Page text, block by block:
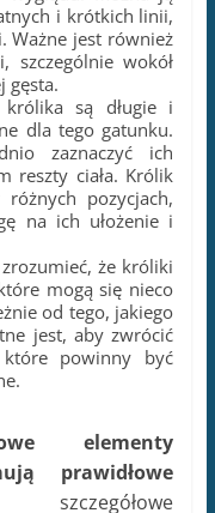
reszty ciała. Królik
pozycjach,
na ich ułożenie i
że króliki
mogą się nieco
od tego, jakiego
jest, aby zwrócić
powinny być
elementy
prawidłowe
uszu i sierści,
kształtu ciała.
więc nie
i rozwijać swoje